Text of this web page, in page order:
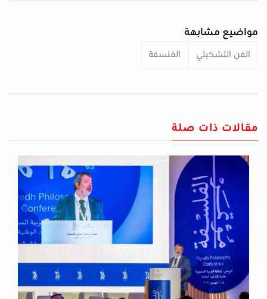
مواضيع مشابهة
الفن التشكيلي الفلسفة
مقالات ذات صلة